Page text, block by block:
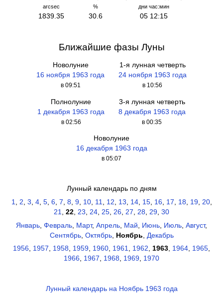
arcsec
1839.35
%
30.6
дни час:мин
05 12:15
Ближайшие фазы Луны
Новолуние
16 ноября 1963 года
в 09:51
1-я лунная четверть
24 ноября 1963 года
в 10:56
Полнолуние
1 декабря 1963 года
в 02:56
3-я лунная четверть
8 декабря 1963 года
в 00:35
Новолуние
16 декабря 1963 года
в 05:07
Лунный календарь по дням
1
2 3 4, 5, 6, 7 8 9, 10, 11 12 13 14, 15, 16, 17 18 19, 20,
21
22 23 24 25 26 27 28 29 30
Январь Февраль Март, Апрель Май Июнь Июль Август,
Сентябрь, Октябрь, Ноябрь
Декабрь
1956, 1957, 1958, 1959, 1960, 1961, 1962, 1963, 1964, 1965,
1966, 1967, 1968, 1969, 1970
Лунный календарь на Ноябрь 1963 года